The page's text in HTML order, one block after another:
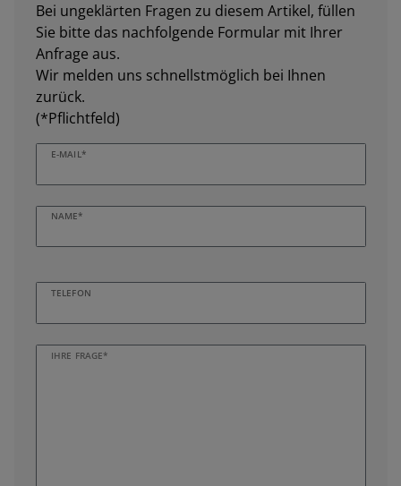
Bei ungeklärten Fragen zu diesem Artikel, füllen
Sie bitte das nachfolgende Formular mit Ihrer
Anfrage aus.
Wir melden uns schnellstmöglich bei Ihnen
zurück.
(*Pflichtfeld)
E-MAIL*
NAME*
TELEFON
IHRE FRAGE*